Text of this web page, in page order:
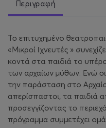
Περιγραφή
Το επιτυχημένο
«Μικροί Ιχνευτές »
κοντά στα παιδιά το
των αρχαίων μύθων. Ενώ
την παράσταση στο
απερίσπαστοι, τα παιδιά
προσεγγίζοντας το
πρόγραμμα συμμετέχει